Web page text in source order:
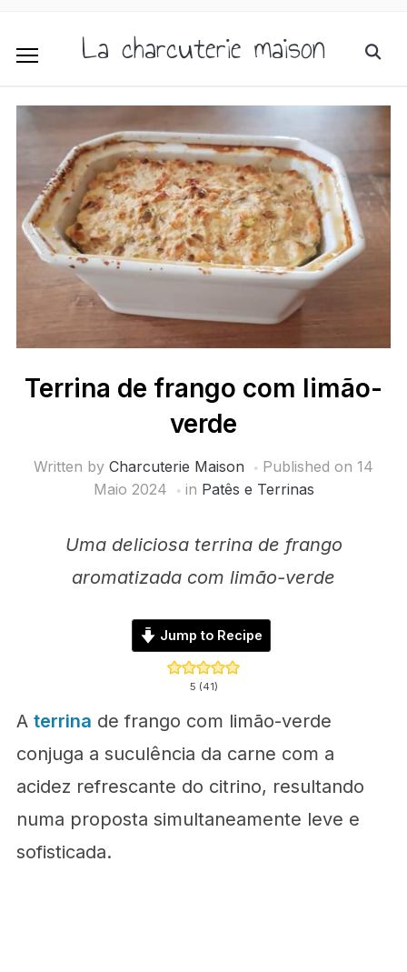
La charcuterie maison
Terrina de frango com limão-
verde
Written by Charcuterie Maison Published on 14
Maio 2024
in Patês e Terrinas
Uma deliciosa terrina de frango
aromatizada com limão-verde
Jump to Recipe
5 (41)
A terrina de frango com limão-verde
conjuga a suculência da carne com a
acidez refrescante do citrino, resultando
numa proposta simultaneamente leve e
sofisticada.